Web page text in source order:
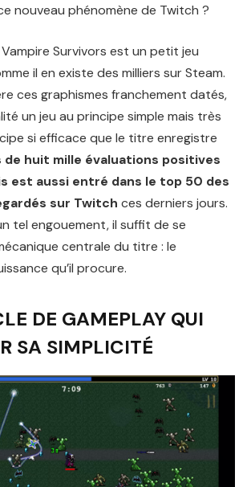
nouveau phénomène de Twitch ?
Survivors est un petit jeu
il en existe des milliers sur Steam.
ces graphismes franchement datés,
un jeu au principe simple mais très
si efficace que le titre enregistre
de huit mille évaluations positives
est aussi entré dans le top 50 des
sur Twitch ces derniers jours.
tel engouement, il suffit de se
centrale du titre : le
qu’il procure.
DE GAMEPLAY QUI
SA SIMPLICITÉ